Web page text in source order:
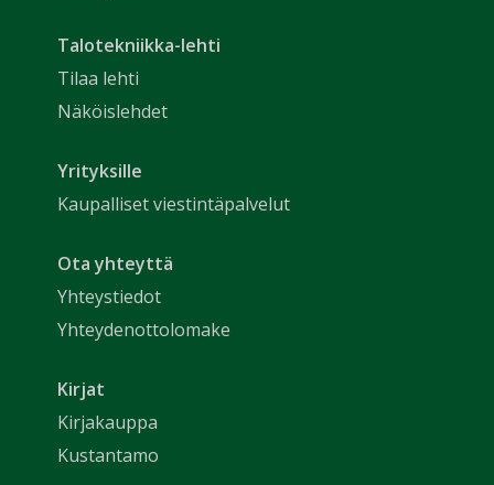
Talotekniikka-lehti
Tilaa lehti
Näköislehdet
Yrityksille
Kaupalliset viestintäpalvelut
Ota yhteyttä
Yhteystiedot
Yhteydenottolomake
Kirjat
Kirjakauppa
Kustantamo